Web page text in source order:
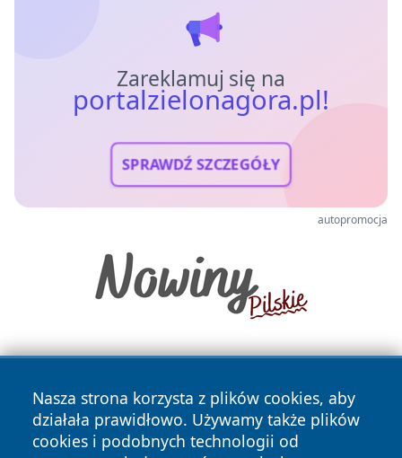
Zareklamuj się na
portalzielonagora.pl!
SPRAWDŹ SZCZEGÓŁY
autopromocja
Nasza strona korzysta z plików cookies, aby
działała prawidłowo. Używamy także plików
cookies i podobnych technologii od